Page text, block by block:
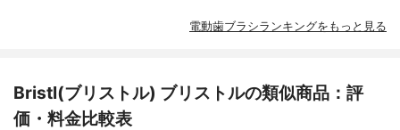
電動歯ブラシランキングをもっと見る
Bristl(ブリストル) ブリストルの類似商品：評
価・料金比較表